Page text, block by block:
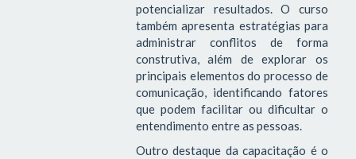
potencializar resultados. O curso
também apresenta estratégias para
administrar conflitos de forma
construtiva, além de explorar os
principais elementos do processo de
comunicação, identificando fatores
que podem facilitar ou dificultar o
entendimento entre as pessoas.
Outro destaque da capacitação é o